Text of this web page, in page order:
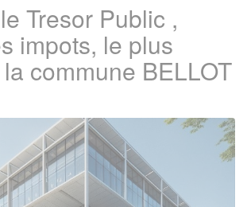
Tresor Public ,
impots, le plus
commune BELLOT